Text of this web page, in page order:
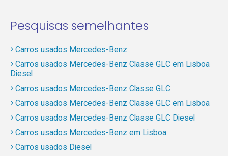
Pesquisas semelhantes
Carros usados Mercedes-Benz
Carros usados Mercedes-Benz Classe GLC em Lisboa
Diesel
Carros usados Mercedes-Benz Classe GLC
Carros usados Mercedes-Benz Classe GLC em Lisboa
Carros usados Mercedes-Benz Classe GLC Diesel
Carros usados Mercedes-Benz em Lisboa
Carros usados Diesel